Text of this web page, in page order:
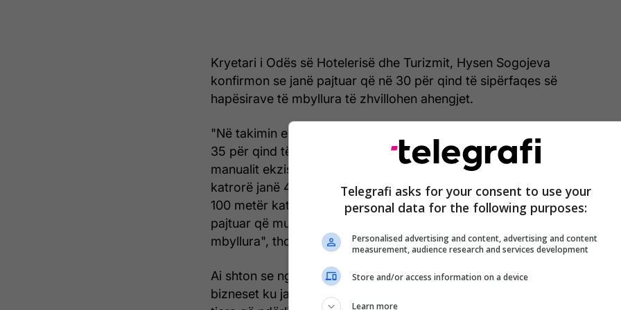
Kryetari i Odës së Hotelerisë dhe Turizmit, Hysen Sogojeva
konfirmon se janë pajtuar që në 30 për qind të sipërfaqes së
hapësirave të mbyllura të zhvillohen ahengjet.
"Në takimin e fundit ne jemi pajtuar që e para diku 30 për qind deri
35 për qind të sipërfaqes së sallave të lëshohen, duke ju përshtat
manualit ekzistues. Manuali ekzistues tregon që në çdo 10 metër
katrorë janë 4 veta, kështu që nëse e marrim ne na del që në çdo
100 metër katror 40 persona. Kështu me 30 për qind e kësaj ne jemi
pajtuar që mund të zhvillohen ahengjet edhe në hapësira të
mbyllura", thotë Sogojeva për KosovaPress.
Ai shton se nga mosmbajtja e dasmave nuk u ndikuan vetëm
bizneset ku janë zhvilluar dasmat dhe ahengjet. Sipas tij ndërmarrjet
Telegrafi asks for your consent to use your
personal data for the following purposes:
Personalised advertising and content, advertising and content
measurement, audience research and services development
Store and/or access information on a device
Learn more